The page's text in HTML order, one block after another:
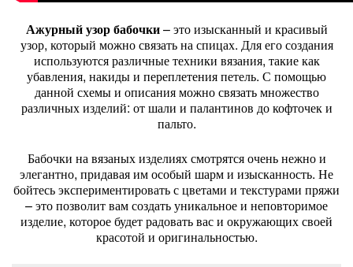
Ажурный узор бабочки– это изысканный и красивый
узор, который можно связать на спицах. Для его создания
используются различные техники вязания, такие как
убавления, накиды и переплетения петель. С помощью
данной схемы и описания можно связать множество
различных изделий: от шали и палантинов до кофточек и
пальто.
Бабочки на вязаных изделиях смотрятся очень нежно и
элегантно, придавая им особый шарм и изысканность. Не
бойтесь экспериментировать с цветами и текстурами пряжи
– это позволит вам создать уникальное и неповторимое
изделие, которое будет радовать вас и окружающих своей
красотой и оригинальностью.